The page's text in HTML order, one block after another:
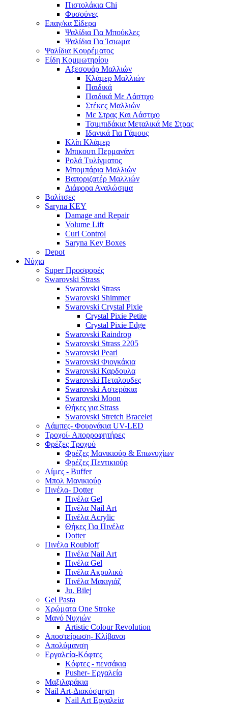
Πιστολάκια Chi
Φυσούνες
Επαγ/κα Σίδερα
Ψαλίδια Για Μπούκλες
Ψαλίδια Για Ίσιωμα
Ψαλίδια Κουρέματος
Είδη Κομμωτηρίου
Αξεσουάρ Μαλλιών
Κλάμερ Μαλλιών
Παιδικά
Παιδικά Με Λάστιχο
Στέκες Μαλλιών
Με Στρας Και Λάστιχο
Τσιμπιδάκια Μεταλικά Με Στρας
Ιδανικά Για Γάμους
Κλίπ Κλάμερ
Μπικουτι Περμανάντ
Ρολά Τυλίγματος
Μπομπάρια Μαλλιών
Βαποριζατέρ Μαλλιών
Διάφορα Αναλώσιμα
Βαλίτσες
Saryna KEY
Damage and Repair
Volume Lift
Curl Control
Saryna Key Boxes
Depot
Νύχια
Super Προσφορές
Swarovski Strass
Swarovski Strass
Swarovski Shimmer
Swarovski Crystal Pixie
Crystal Pixie Petite
Crystal Pixie Edge
Swarovski Raindrop
Swarovski Strass 2205
Swarovski Pearl
Swarovski Φιογκάκια
Swarovski Καρδουλα
Swarovski Πεταλουδες
Swarovski Αστεράκια
Swarovski Moon
Θήκες για Strass
Swarovski Stretch Bracelet
Λάμπες- Φουρνάκια UV-LED
Τροχοί- Απορροφητήρες
Φρέζες Τροχού
Φρέζες Μανικιούρ & Επωνυχίων
Φρέζες Πεντικιούρ
Λίμες - Buffer
Μπολ Μανικιούρ
Πινέλα- Dotter
Πινέλα Gel
Πινέλα Nail Art
Πινέλα Acrylic
Θήκες Για Πινέλα
Dotter
Πινέλα Roubloff
Πινέλα Nail Art
Πινέλα Gel
Πινέλα Ακρυλικό
Πινέλα Μακιγιάζ
Ju. Bilej
Gel Pasta
Χρώματα One Stroke
Mανό Nυχιών
Artistic Colour Revolution
Αποστείρωση- Κλίβανοι
Απολύμανση
Εργαλεία-Κόφτες
Κόφτες - πενσάκια
Pusher- Εργαλεία
Μαξιλαράκια
Nail Art-Διακόσμηση
Nail Art Εργαλεία